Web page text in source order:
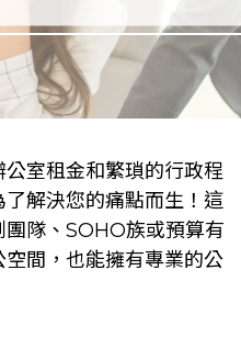
室租金和繁瑣的行政程
解決您的痛點而生！這
隊、SOHO族或預算有
間，也能擁有專業的公